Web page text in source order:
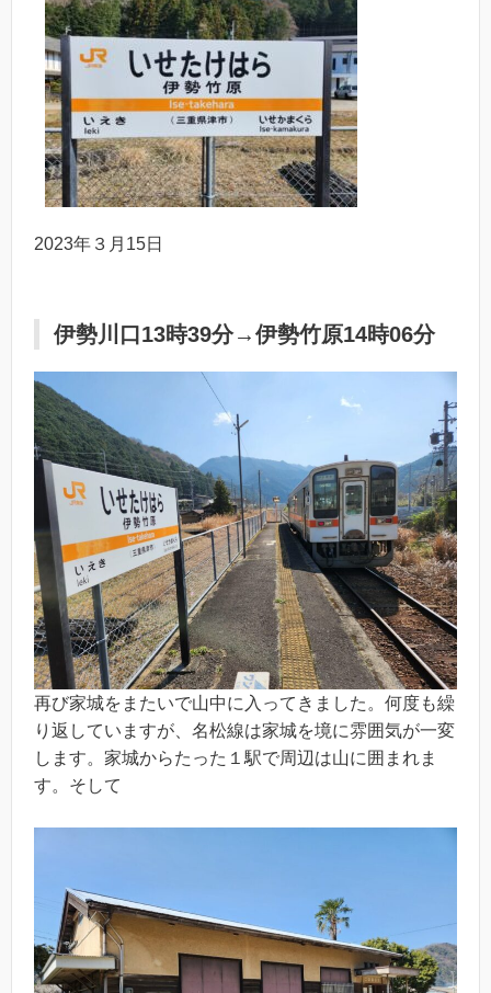
2023年３月15日
伊勢川口13時39分→伊勢竹原14時06分
再び家城をまたいで山中に入ってきました。何度も繰
り返していますが、名松線は家城を境に雰囲気が一変
します。家城からたった１駅で周辺は山に囲まれま
す。そして